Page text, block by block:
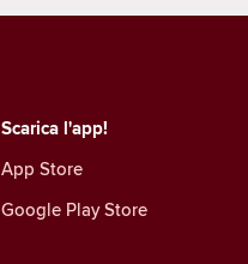
Scarica l'app!
App Store
Google Play Store